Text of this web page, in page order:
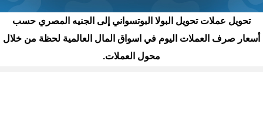
تحويل عملات تحويل البولا البوتسواني إلى الجنيه المصري حسب
أسعار صرف العملات اليوم في اسواق المال العالمية لحظة من خلال
محول العملات.